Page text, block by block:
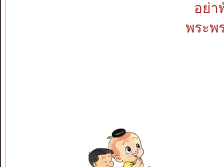
อย่า
พระพ